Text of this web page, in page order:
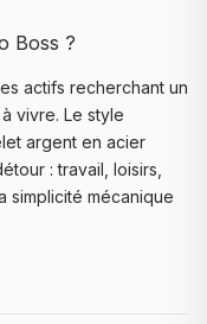
Boss ?
actifs recherchant un
vivre. Le style
argent en acier
: travail, loisirs,
simplicité mécanique